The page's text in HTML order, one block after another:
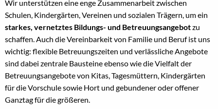
Wir unterstützen eine enge Zusammenarbeit zwischen
Schulen, Kindergärten, Vereinen und sozialen Trägern, um ein
starkes, vernetztes Bildungs- und Betreuungsangebotzu
schaffen. Auch die Vereinbarkeit von Familie und Beruf ist uns
wichtig: flexible Betreuungszeiten und verlässliche Angebote
sind dabei zentrale Bausteine ebenso wie die Vielfalt der
Betreuungsangebote von Kitas, Tagesmüttern, Kindergärten
für die Vorschule sowie Hort und gebundener oder offener
Ganztag für die größeren.